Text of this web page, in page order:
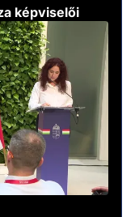
képviselői